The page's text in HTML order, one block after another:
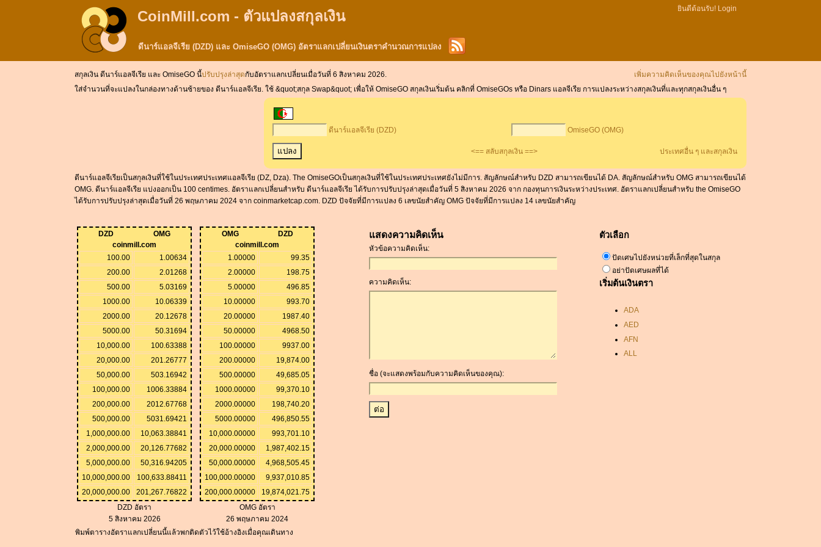
CoinMill.com - ตัวแปลงสกุลเงิน ยินดีต้อนรับ! Login
ดีนาร์แอลจีเรีย (DZD) และ OmiseGO (OMG) อัตราแลกเปลี่ยนเงินตราคำนวณการแปลง
เพิ่มความคิดเห็นของคุณไปยังหน้านี้
สกุลเงิน ดีนาร์แอลจีเรีย และ OmiseGO นี้ปรับปรุงล่าสุดกับอัตราแลกเปลี่ยนเมื่อวันที่ 6 สิงหาคม 2026.
ใส่จำนวนที่จะแปลงในกล่องทางด้านซ้ายของ ดีนาร์แอลจีเรีย. ใช้ &quot;สกุล Swap&quot; เพื่อให้ OmiseGO สกุลเงินเริ่มต้น คลิกที่ OmiseGOs หรือ Dinars แอลจีเรีย การแปลงระหว่างสกุลเงินที่และทุกสกุลเงินอื่น ๆ
ดีนาร์แอลจีเรีย (DZD) OmiseGO (OMG)
<== สลับสกุลเงิน ==> ประเทศอื่น ๆ และสกุลเงิน
ดีนาร์แอลจีเรียเป็นสกุลเงินที่ใช้ในประเทศประเทศแอลจีเรีย (DZ, Dza). The OmiseGOเป็นสกุลเงินที่ใช้ในประเทศประเทศยังไม่มีการ. สัญลักษณ์สำหรับ DZD สามารถเขียนได้ DA. สัญลักษณ์สำหรับ OMG สามารถเขียนได้
OMG. ดีนาร์แอลจีเรีย แบ่งออกเป็น 100 centimes. อัตราแลกเปลี่ยนสำหรับ ดีนาร์แอลจีเรีย ได้รับการปรับปรุงล่าสุดเมื่อวันที่ 5 สิงหาคม 2026 จาก กองทุนการเงินระหว่างประเทศ. อัตราแลกเปลี่ยนสำหรับ the OmiseGO
ได้รับการปรับปรุงล่าสุดเมื่อวันที่ 26 พฤษภาคม 2024 จาก coinmarketcap.com. DZD ปัจจัยที่มีการแปลง 6 เลขนัยสำคัญ OMG ปัจจัยที่มีการแปลง 14 เลขนัยสำคัญ
DZD
OMG
coinmill.com
100.00
1.00634
200.00
2.01268
500.00
5.03169
1000.00
10.06339
2000.00
20.12678
5000.00
50.31694
10,000.00
100.63388
20,000.00
201.26777
50,000.00
503.16942
100,000.00
1006.33884
200,000.00
2012.67768
500,000.00
5031.69421
1,000,000.00
10,063.38841
2,000,000.00
20,126.77682
5,000,000.00
50,316.94205
10,000,000.00
100,633.88411
20,000,000.00
201,267.76822
DZD อัตรา
5 สิงหาคม 2026
OMG
DZD
coinmill.com
1.00000
99.35
2.00000
198.75
5.00000
496.85
10.00000
993.70
20.00000
1987.40
50.00000
4968.50
100.00000
9937.00
200.00000
19,874.00
500.00000
49,685.05
1000.00000
99,370.10
2000.00000
198,740.20
5000.00000
496,850.55
10,000.00000
993,701.10
20,000.00000
1,987,402.15
50,000.00000
4,968,505.45
100,000.00000
9,937,010.85
200,000.00000
19,874,021.75
OMG อัตรา
26 พฤษภาคม 2024
พิมพ์ตารางอัตราแลกเปลี่ยนนี้แล้วพกติดตัวไว้ใช้อ้างอิงเมื่อคุณเดินทาง
แสดงความคิดเห็น
หัวข้อความคิดเห็น:
ความคิดเห็น:
ชื่อ (จะแสดงพร้อมกับความคิดเห็นของคุณ):
ตัวเลือก
ปัดเศษไปยังหน่วยที่เล็กที่สุดในสกุล
อย่าปัดเศษผลที่ได้
เริ่มต้นเงินตรา
ADA
AED
AFN
ALL